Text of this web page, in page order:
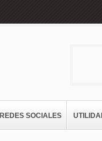
REDES SOCIALES